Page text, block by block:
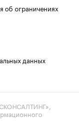
об ограничениях
данных